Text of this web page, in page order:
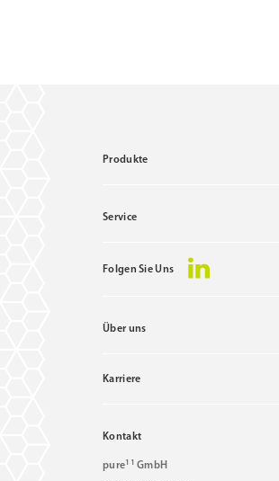
Produkte
Service
Folgen Sie Uns
Über uns
Karriere
Kontakt
pure11 GmbH